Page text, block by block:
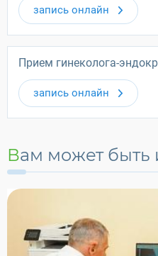
запись онлайн
Прием гинеколога-
запись онлайн
Вам может